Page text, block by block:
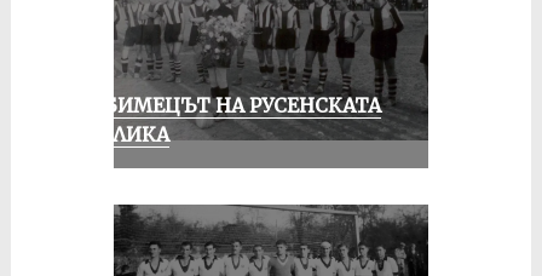
ЛЮБИМЕЦЪТ НА РУСЕНСКАТА
ПУБЛИКА